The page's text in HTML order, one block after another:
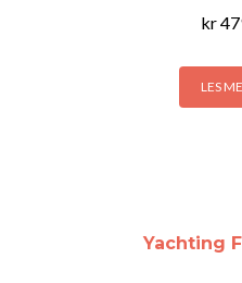
kr
LES
Yachting